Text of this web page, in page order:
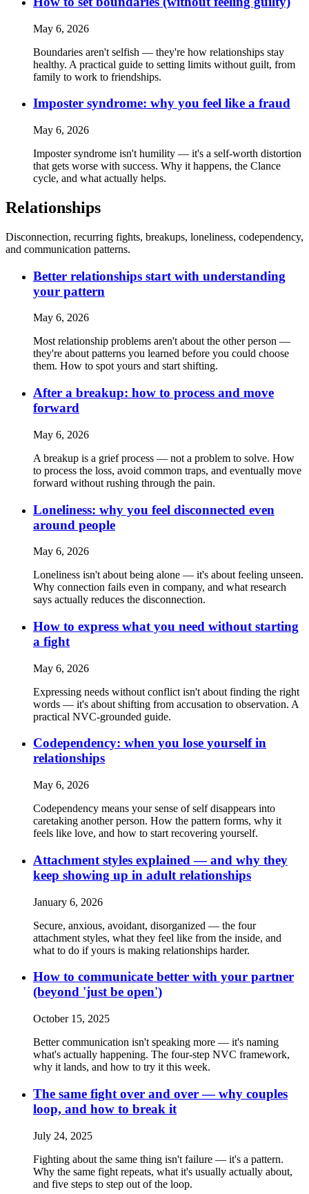
May 6, 2026
Boundaries aren't selfish — they're how relationships stay
healthy. A practical guide to setting limits without guilt, from
family to work to friendships.
Imposter syndrome: why you feel like a fraud
May 6, 2026
Imposter syndrome isn't humility — it's a self-worth distortion
that gets worse with success. Why it happens, the Clance
cycle, and what actually helps.
Relationships
Disconnection, recurring fights, breakups, loneliness, codependency,
and communication patterns.
Better relationships start with understanding
your pattern
May 6, 2026
Most relationship problems aren't about the other person —
they're about patterns you learned before you could choose
them. How to spot yours and start shifting.
After a breakup: how to process and move
forward
May 6, 2026
A breakup is a grief process — not a problem to solve. How
to process the loss, avoid common traps, and eventually move
forward without rushing through the pain.
Loneliness: why you feel disconnected even
around people
May 6, 2026
Loneliness isn't about being alone — it's about feeling unseen.
Why connection fails even in company, and what research
says actually reduces the disconnection.
How to express what you need without starting
a fight
May 6, 2026
Expressing needs without conflict isn't about finding the right
words — it's about shifting from accusation to observation. A
practical NVC-grounded guide.
Codependency: when you lose yourself in
relationships
May 6, 2026
Codependency means your sense of self disappears into
caretaking another person. How the pattern forms, why it
feels like love, and how to start recovering yourself.
Attachment styles explained — and why they
keep showing up in adult relationships
January 6, 2026
Secure, anxious, avoidant, disorganized — the four
attachment styles, what they feel like from the inside, and
what to do if yours is making relationships harder.
How to communicate better with your partner
(beyond 'just be open')
October 15, 2025
Better communication isn't speaking more — it's naming
what's actually happening. The four-step NVC framework,
why it lands, and how to try it this week.
The same fight over and over — why couples
loop, and how to break it
July 24, 2025
Fighting about the same thing isn't failure — it's a pattern.
Why the same fight repeats, what it's usually actually about,
and five steps to step out of the loop.